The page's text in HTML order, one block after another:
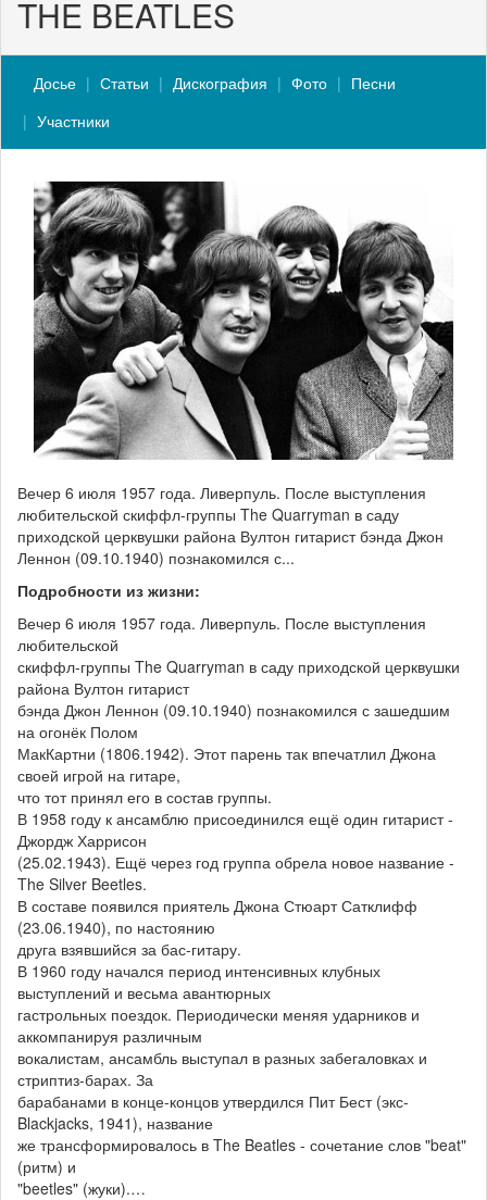
THE BEATLES
Досье Статьи Дискография Фото
Песни
Участники
Вечер 6 июля 1957 года. Ливерпуль. После выступления
любительской скиффл-группы The Quarryman в саду
приходской церквушки района Вултон гитарист бэнда Джон
Леннон (09.10.1940) познакомился с...
Подробности из жизни:
Вечер 6 июля 1957 года. Ливерпуль. После выступления
любительской
скиффл-группы The Quarryman в саду приходской церквушки
района Вултон гитарист
бэнда Джон Леннон (09.10.1940) познакомился с зашедшим
на огонёк Полом
МакКартни (1806.1942). Этот парень так впечатлил Джона
своей игрой на гитаре,
что тот принял его в состав группы.
В 1958 году к ансамблю присоединился ещё один гитарист -
Джордж Харрисон
(25.02.1943). Ещё через год группа обрела новое название -
The Silver Beetles.
В составе появился приятель Джона Стюарт Сатклифф
(23.06.1940), по настоянию
друга взявшийся за бас-гитару.
В 1960 году начался период интенсивных клубных
выступлений и весьма авантюрных
гастрольных поездок. Периодически меняя ударников и
аккомпанируя различным
вокалистам, ансамбль выступал в разных забегаловках и
стриптиз-барах. За
барабанами в конце-концов утвердился Пит Бест (экс-
Blackjacks, 1941), название
же трансформировалось в The Beatles - сочетание слов "beat"
(ритм) и
"beetles" (жуки).…